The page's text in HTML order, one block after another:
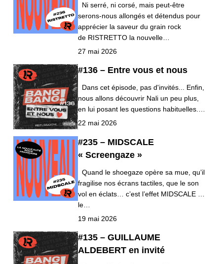
Ni serré, ni corsé, mais peut-être
serons-nous allongés et détendus pour
apprécier la saveur du grain rock
de RISTRETTO la nouvelle…
27 mai 2026
#136 – Entre vous et nous
Dans cet épisode, pas d'invités... Enfin,
nous allons découvrir Nali un peu plus,
en lui posant les questions habituelles.…
22 mai 2026
#235 – MIDSCALE
« Screengaze »
Quand le shoegaze opère sa mue, qu’il
fragilise nos écrans tactiles, que le son
vol en éclats… c’est l’effet MIDSCALE …
le…
19 mai 2026
#135 – GUILLAUME
ALDEBERT en invité